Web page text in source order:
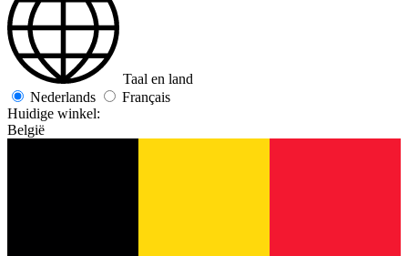
Taal en land
Nederlands
Français
Huidige winkel:
België